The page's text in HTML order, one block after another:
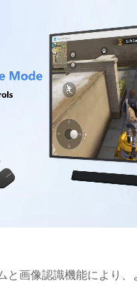
と画像認識機能により